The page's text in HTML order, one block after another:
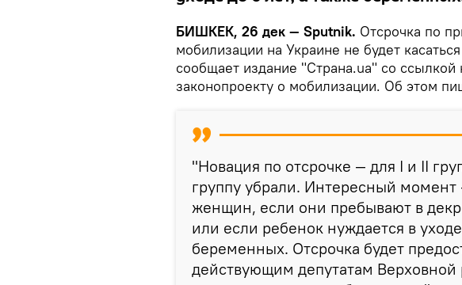
БИШКЕК, 26 дек — Sputnik. Отсрочка по
мобилизации на Украине не будет
сообщает издание "Страна.ua" со ссылкой
законопроекту о мобилизации. Об этом
"Новация по отсрочке — для I и II
группу убрали. Интересный момент
женщин, если они пребывают в
или если ребенок нуждается в
беременных. Отсрочка будет
действующим депутатам